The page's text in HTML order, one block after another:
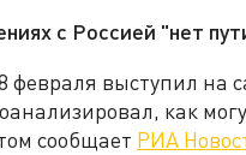
с Россией "нет
февраля выступил на
как
сообщает РИА